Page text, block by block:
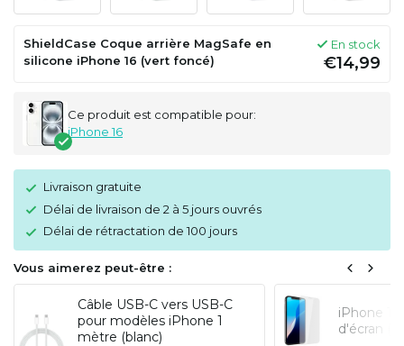
ShieldCase Coque arrière MagSafe en
silicone iPhone 16 (vert foncé)
En stock
€14,99
Ce produit est compatible pour:
iPhone 16
Livraison gratuite
Délai de livraison de 2 à 5 jours ouvrés
Délai de rétractation de 100 jours
Vous aimerez peut-être :
Câble USB-C vers USB-C
pour modèles iPhone 1
mètre (blanc)
iPhone
d'écran